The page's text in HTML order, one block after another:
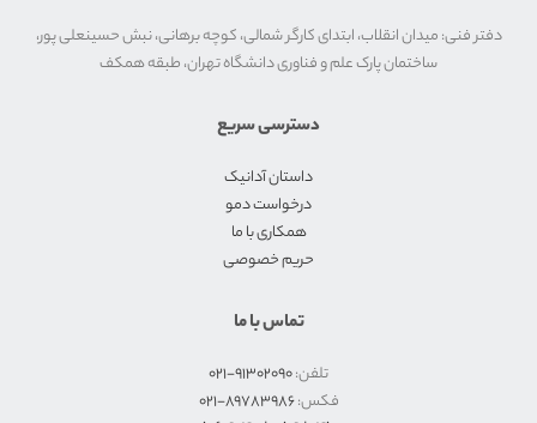
دفتر فنی: میدان انقلاب، ابتدای کارگر شمالی، کوچه برهانی، نبش حسینعلی پور،
ساختمان پارک علم و فناوری دانشگاه تهران، طبقه همکف
دسترسی سریع
داستان آدانیک
درخواست دمو
همکاری با ما
حریم خصوصی
تماس با ما
تلفن:۹۱۳۰۲۰۹۰-۰۲۱
فکس:۸٩٧٨٣٩٨۶-۰۲۱